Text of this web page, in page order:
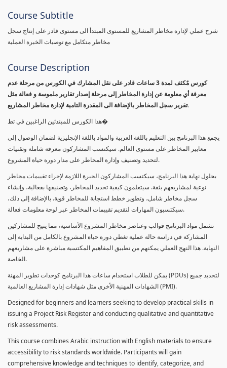
Course Subtitle
شرح عملي لإدارة مخاطر المشاريع للمستوى المبتدأ الى مستوى قادر على إنتاج سجل
مخاطر متكامل مع توصيات الخبرة العملية
Course Description
كورس مٌكثف لمدة 3 ساعات قادر على نقل المشارك في الكورس من مرحلة عدم
معرفة أي معلومة عن إدارة المخاطر إلى مرحلة إصدار تقارير ملموسة و فعالة مثل
تقرير سجل المخاطر بالإضافة الى المقدرة التامية لإدارة مخاطر المشاريع.
هذا الكورس للمبتدئين الراغبين في تط�
يجمع هذا البرنامج بين التعليم باللغة العربية والمواد باللغة الإنجليزية لضمان الوصول إلى
معايير المخاطر على مستوى العالم. سيكتسب المشاركون معرفة شاملة وتقنيات
لتحديد وتصنيف وإدارة المخاطر على مدار دورة حياة المشروع.
بحلول نهاية هذا البرنامج، سيكتسب المشاركون الخبرة اللازمة لإجراء تقييمات مخاطر
نوعية لمشاريعهم بثقة. سيتعلمون كيفية تحديد المخاطر، وتصنيفها بفعالية، وإنشاء
سجل مخاطر شامل، وتطوير خطط استجابة للمخاطر قوية. بالإضافة إلى ذلك،
سيكتسبون المهارات لتقديم تقييمات المخاطر عبر لوحة معلومات فعالة.
تشمل مواد البرنامج قوالب وعناصر مخاطر المشروع الأساسية، مما يتيح للمشاركين
المشاركة في دراسة حالة عملية تغطي دورة حياة المشروع بالكامل من البداية إلى
النهاية. هذا النهج العملي يمكنهم من تطبيق المفاهيم المكتسبة مباشرة على مشاريعهم
الخاصة.
يمكن للطلاب استخدام ساعات هذا البرنامج كوحدات تطوير المهنة (PDUs) لتجديد جميع
الشهادات المهنية الأخرى مثل شهادات إدارة المشاريع العالمية (PMI).
Designed for beginners and learners seeking to develop practical skills in
issuing a Project Risk Register and conducting qualitative and quantitative
risk assessments.
This course combines Arabic instruction with English materials to ensure
accessibility to risk standards worldwide. Participants will gain
comprehensive knowledge and techniques to identify, categorize, and